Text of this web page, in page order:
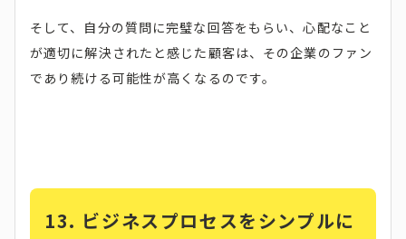
そして、自分の質問に完璧な回答をもらい、心配なこと
が適切に解決されたと感じた顧客は、その企業のファン
であり続ける可能性が高くなるのです。
13. ビジネスプロセスをシンプルに